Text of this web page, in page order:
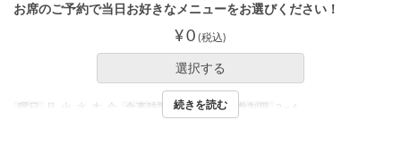
お席のご予約で当日お好きなメニューをお選びください！
¥ 0 (税込)
選択する
曜日 月, 火, 水, 木, 金 食事時間 ランチ 注文数制限 2 ~ 6
続きを読む